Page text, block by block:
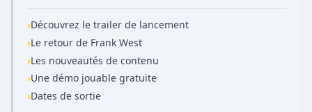
›Découvrez le trailer de lancement
›Le retour de Frank West
›Les nouveautés de contenu
›Une démo jouable gratuite
›Dates de sortie